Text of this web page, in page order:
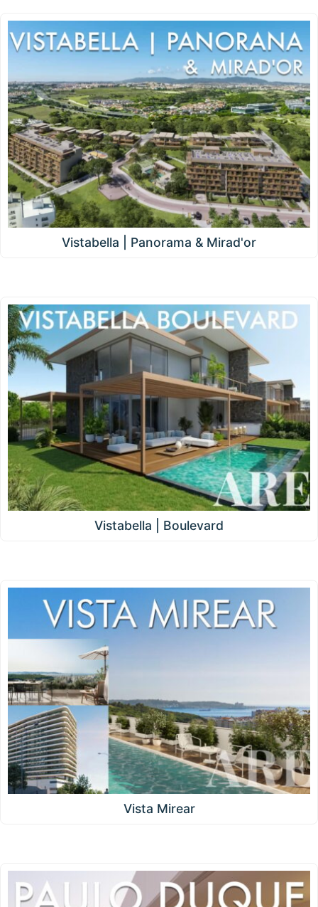
Vistabella | Panorama & Mirad'or
Vistabella | Boulevard
Vista Mirear